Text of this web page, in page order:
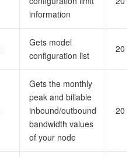
information
Gets model
configuration list
20
Gets the monthly
peak and billable
inbound/outbound
bandwidth values
of your node
20